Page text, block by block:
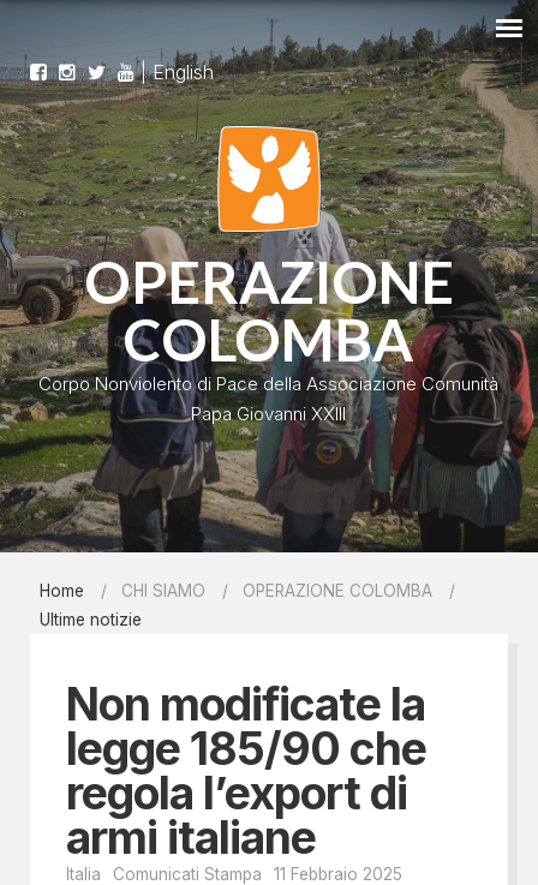
|English
OPERAZIONE
COLOMBA
Corpo Nonviolento di Pace della Associazione Comunità
Papa Giovanni XXIII
Home CHI SIAMO
OPERAZIONE COLOMBA
Ultime notizie
Non modificate la
legge 185/90 che
regola l’export di
armi italiane
Italia Comunicati Stampa 11 Febbraio 2025